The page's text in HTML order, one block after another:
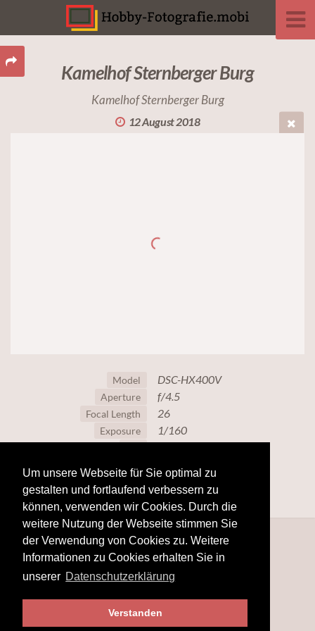
Um unsere Webseite für Sie optimal zu
gestalten und fortlaufend verbessern zu
können, verwenden wir Cookies. Durch die
weitere Nutzung der Webseite stimmen Sie
der Verwendung von Cookies zu. Weitere
Informationen zu Cookies erhalten Sie in
unserer Datenschutzerklärung
Verstanden
Kamelhof Sternberger Burg
Kamelhof Sternberger Burg
12 August 2018
Model DSC-HX400V
Aperture f/4.5
Focal Length 26
Exposure 1/160
80
© 2025hobby-fotografie.mobi